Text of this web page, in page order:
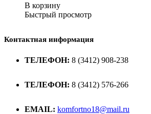
В корзину
Быстрый просмотр
Контактная информация
ТЕЛЕФОН: 8 (3412) 908-238
ТЕЛЕФОН: 8 (3412) 576-266
EMAIL: komfortno18@mail.ru